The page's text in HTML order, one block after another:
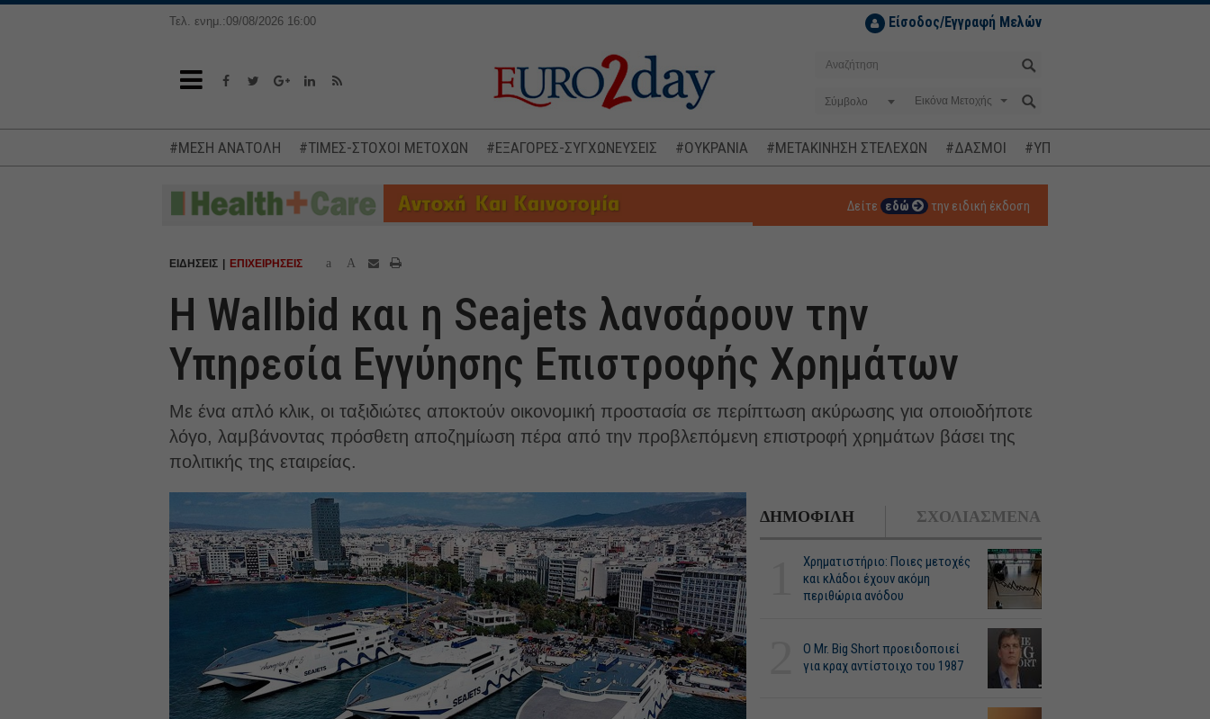
Τελ. ενημ.:09/08/2026 16:00 Είσοδος/Εγγραφή Μελών
Σύμβολο
#ΜΕΣΗ ΑΝΑΤΟΛΗ #ΤΙΜΕΣ-ΣΤΟΧΟΙ ΜΕΤΟΧΩΝ #ΕΞΑΓΟΡΕΣ-ΣΥΓΧΩΝΕΥΣΕΙΣ #ΟΥΚΡΑΝΙΑ #ΜΕΤΑΚΙΝΗΣΗ ΣΤΕΛΕΧΩΝ #ΔΑΣΜΟΙ #ΥΠΟΚΛΟΠΕΣ
Δείτε εδώ την ειδική έκδοση
ΕΙΔΗΣΕΙΣ ΕΠΙΧΕΙΡΗΣΕΙΣ a A
Η Wallbid και η Seajets λανσάρουν την
Υπηρεσία Εγγύησης Επιστροφής Χρημάτων
Με ένα απλό κλικ, οι ταξιδιώτες αποκτούν οικονομική προστασία σε περίπτωση ακύρωσης για οποιοδήποτε
λόγο, λαμβάνοντας πρόσθετη αποζημίωση πέρα από την προβλεπόμενη επιστροφή χρημάτων βάσει της
πολιτικής της εταιρείας.
ΔΗΜΟΦΙΛΗ ΣΧΟΛΙΑΣΜΕΝΑ
Χρηματιστήριο: Ποιες μετοχές
και κλάδοι έχουν ακόμη
περιθώρια ανόδου
O Mr. Big Short προειδοποιεί
για κραχ αντίστοιχο του 1987